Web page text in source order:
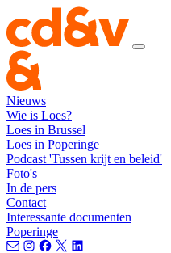
Nieuws
Wie is Loes?
Loes in Brussel
Loes in Poperinge
Podcast 'Tussen krijt en beleid'
Foto's
In de pers
Contact
Interessante documenten
Poperinge